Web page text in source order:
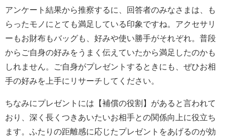
アンケート結果から推察するに、回答者のみなさまは、も
らったモノにとても満足している印象ですね。アクセサリ
ーもお財布もバッグも、好みや使い勝手がそれぞれ。普段
からご自身の好みをうまく伝えていたから満足したのかも
しれません。ご自身がプレゼントするときにも、ぜひお相
手の好みを上手にリサーチしてください。
ちなみにプレゼントには【補償の役割】があると言われて
おり、深く長くつきあいたいお相手との関係向上に役立ち
ます。ふたりの距離感に応じたプレゼントをあげるのが効